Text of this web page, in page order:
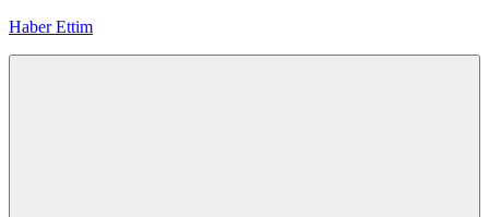
İçeriğe
Haber Ettim